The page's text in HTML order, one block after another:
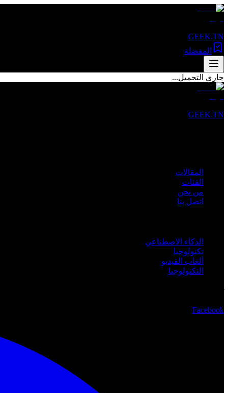
GEEK.TN
المفضلة
جاري التحميل...
GEEK.TN
المقالات
الفئات
من نحن
اتصل بنا
الذكاء الاصطناعي
تكنولوجيا
ألعاب الفيديو
التكنولوجيا
Facebook